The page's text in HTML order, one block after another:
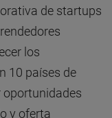
de startups
los
10 países de
oportunidades
y oferta